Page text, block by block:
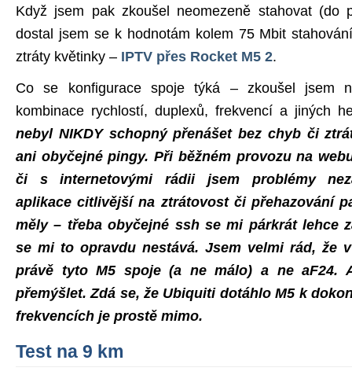
Když jsem pak zkoušel neomezeně stahovat (do
dostal jsem se k hodnotám kolem 75 Mbit
ztráty květinky – IPTV přes Rocket M5 2.
Co se konfigurace spoje týká – zkoušel jsem
kombinace rychlostí, duplexů, frekvencí a jiných
nebyl NIKDY schopný přenášet bez chyb či
ani obyčejné pingy. Při běžném provozu na
či s internetovými rádii jsem problémy
aplikace citlivější na ztrátovost či přehazování
měly – třeba obyčejné ssh se mi párkrát lehce
se mi to opravdu nestává. Jsem velmi rád, že
právě tyto M5 spoje (a ne málo) a ne aF24.
přemýšlet. Zdá se, že Ubiquiti dotáhlo M5 k
frekvencích je prostě mimo.
Test na 9 km